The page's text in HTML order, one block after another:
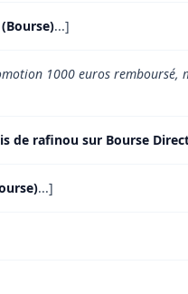
...]
1000 euros remboursé,
de rafinou sur Bourse
...]